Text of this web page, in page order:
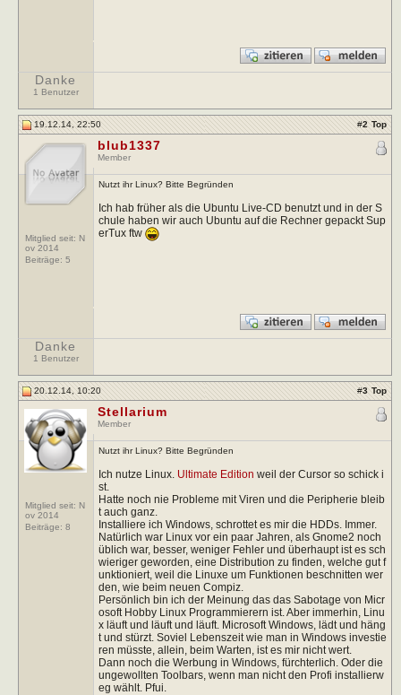
Danke
1 Benutzer
19.12.14, 22:50 #2 Top
Mitglied seit: N
ov 2014
Beiträge: 5
blub1337
Member
Nutzt ihr Linux? Bitte Begründen
Ich hab früher als die Ubuntu Live-CD benutzt und in der S
chule haben wir auch Ubuntu auf die Rechner gepackt Sup
erTux ftw
Danke
1 Benutzer
20.12.14, 10:20 #3 Top
Mitglied seit: N
ov 2014
Beiträge: 8
Stellarium
Member
Nutzt ihr Linux? Bitte Begründen
Ich nutze Linux. Ultimate Edition weil der Cursor so schick i
st.
Hatte noch nie Probleme mit Viren und die Peripherie bleib
t auch ganz.
Installiere ich Windows, schrottet es mir die HDDs. Immer.
Natürlich war Linux vor ein paar Jahren, als Gnome2 noch
üblich war, besser, weniger Fehler und überhaupt ist es sch
wieriger geworden, eine Distribution zu finden, welche gut f
unktioniert, weil die Linuxe um Funktionen beschnitten wer
den, wie beim neuen Compiz.
Persönlich bin ich der Meinung das das Sabotage von Micr
osoft Hobby Linux Programmierern ist. Aber immerhin, Linu
x läuft und läuft und läuft. Microsoft Windows, lädt und häng
t und stürzt. Soviel Lebenszeit wie man in Windows investie
ren müsste, allein, beim Warten, ist es mir nicht wert.
Dann noch die Werbung in Windows, fürchterlich. Oder die
ungewollten Toolbars, wenn man nicht den Profi installierw
eg wählt. Pfui.